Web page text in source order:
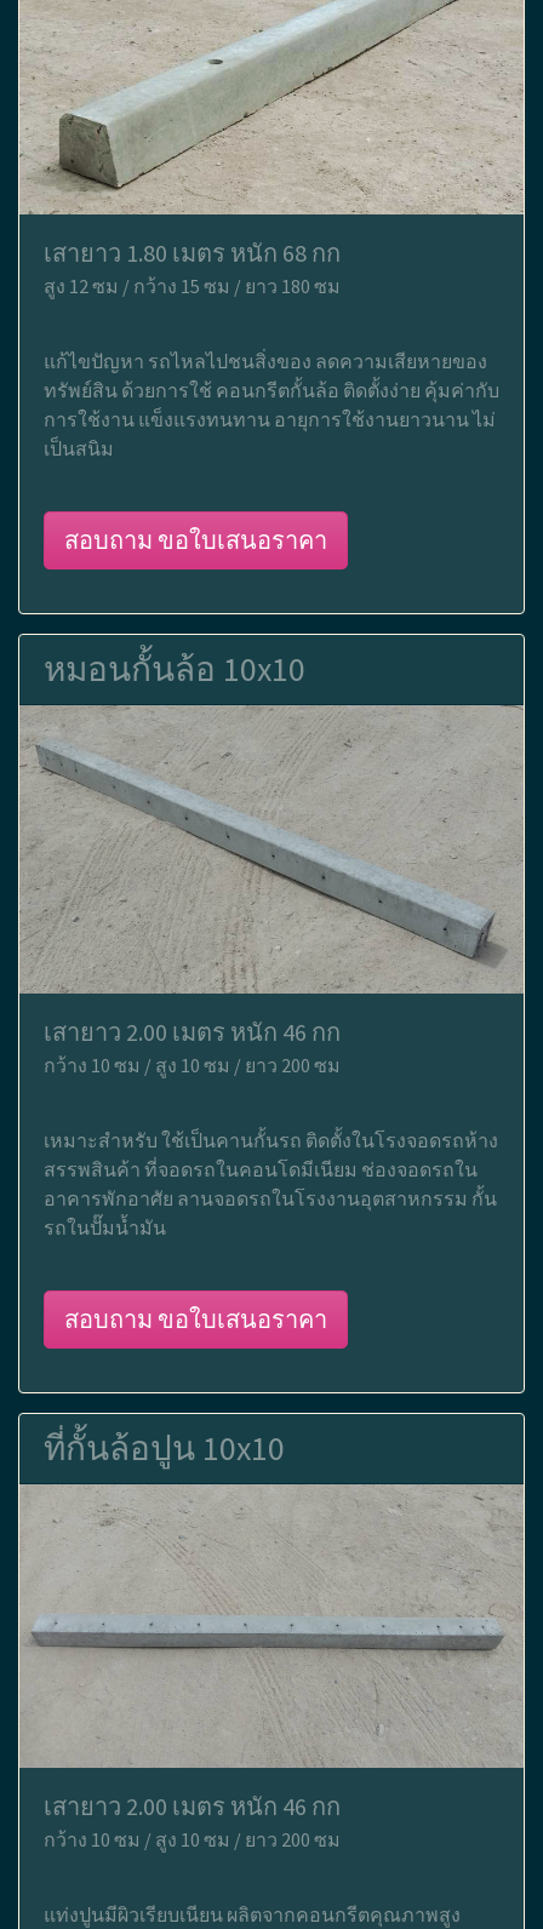
เสายาว 1.80 เมตร หนัก 68 กก
สูง 12 ซม / กว้าง 15 ซม / ยาว 180 ซม
แก้ไขปัญหา รถไหลไปชนสิ่งของ ลดความเสียหายของ
ทรัพย์สิน ด้วยการใช้ คอนกรีตกั้นล้อ ติดตั้งง่าย คุ้มค่ากับ
การใช้งาน แข็งแรงทนทาน อายุการใช้งานยาวนาน ไม่
เป็นสนิม
สอบถาม ขอใบเสนอราคา
หมอนกั้นล้อ 10x10
เสายาว 2.00 เมตร หนัก 46 กก
กว้าง 10 ซม / สูง 10 ซม / ยาว 200 ซม
เหมาะสำหรับ ใช้เป็นคานกั้นรถ ติดตั้งในโรงจอดรถห้าง
สรรพสินค้า ที่จอดรถในคอนโดมีเนียม ช่องจอดรถใน
อาคารพักอาศัย ลานจอดรถในโรงงานอุตสาหกรรม กั้น
รถในปั๊มน้ำมัน
สอบถาม ขอใบเสนอราคา
ที่กั้นล้อปูน 10x10
เสายาว 2.00 เมตร หนัก 46 กก
กว้าง 10 ซม / สูง 10 ซม / ยาว 200 ซม
แท่งปูนมีผิวเรียบเนียน ผลิตจากคอนกรีตคุณภาพสูง